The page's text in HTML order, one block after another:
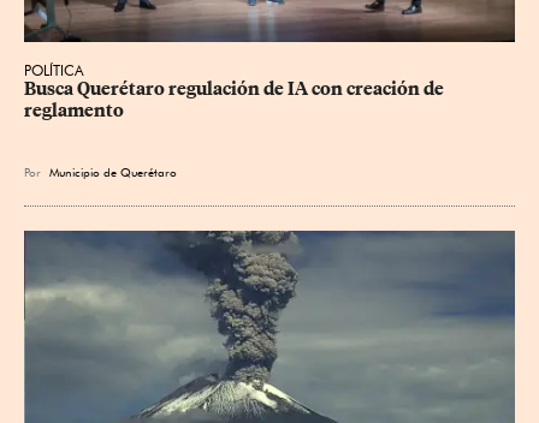
POLÍTICA
Busca Querétaro regulación de IA con creación de
reglamento
Por Municipio de Querétaro